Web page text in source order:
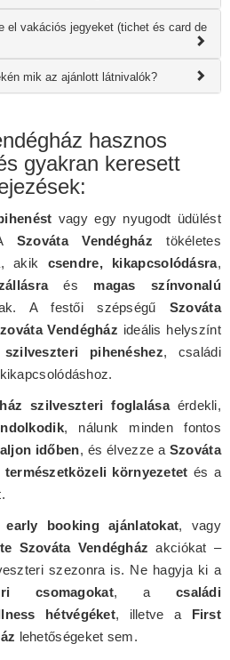
el vakációs jegyeket (tichet és card de
mik az ajánlott látnivalók?
hasznos
gyakran keresett
vagy egy nyugodt üdülést
Szováta Vendégház tökéletes
akik csendre, kikapcsolódásra,
és magas színvonalú
A festői szépségű Szováta
Vendégház ideális helyszínt
szilveszteri pihenéshez, családi
szilveszteri foglalásaérdekli,
, nálunk minden fontos
időben, és élvezze a Szováta
természetközeli környezetet és a
early booking ajánlatokat, vagy
Szováta Vendégház akciókat –
szezonra is. Ne hagyja ki a
csomagokat, a családi
hétvégéket, illetve a First
lehetőségeket sem.